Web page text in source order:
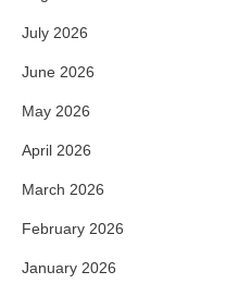
July 2026
June 2026
May 2026
April 2026
March 2026
February 2026
January 2026